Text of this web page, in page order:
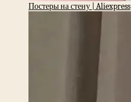
Постеры на стену | Aliexpress